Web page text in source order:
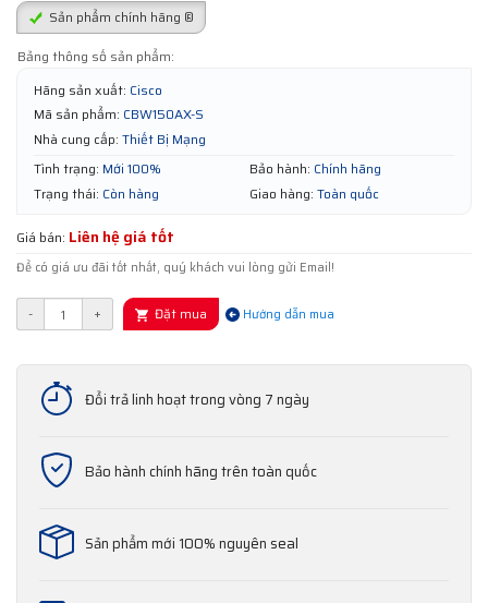
Sản phẩm chính hãng ®
Bảng thông số sản phẩm:
Hãng sản xuất: Cisco
Mã sản phẩm: CBW150AX-S
Nhà cung cấp: Thiết Bị Mạng
Tình trạng: Mới 100% Bảo hành: Chính hãng
Trạng thái: Còn hàng Giao hàng: Toàn quốc
Giá bán: Liên hệ giá tốt
Để có giá ưu đãi tốt nhất, quý khách vui lòng gửi Email!
- + Đặt mua Hướng dẫn mua
Đổi trả linh hoạt trong vòng 7 ngày
Bảo hành chính hãng trên toàn quốc
Sản phẩm mới 100% nguyên seal